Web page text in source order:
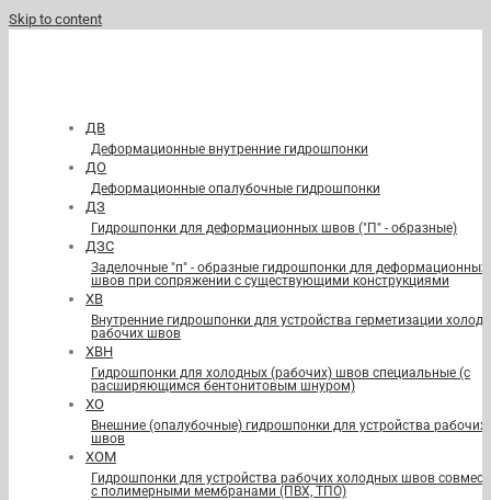
Skip to content
ДВ
Деформационные внутренние гидрошпонки
ДО
Деформационные опалубочные гидрошпонки
ДЗ
Гидрошпонки для деформационных швов ("П" - образные)
ДЗС
Заделочные "п" - образные гидрошпонки для деформационных
швов при сопряжении с существующими конструкциями
ХВ
Внутренние гидрошпонки для устройства герметизации
рабочих швов
ХВН
Гидрошпонки для холодных (рабочих) швов специальные (с
расширяющимся бентонитовым шнуром)
ХО
Внешние (опалубочные) гидрошпонки для устройства рабочих
швов
ХОМ
Гидрошпонки для устройства рабочих холодных швов
с полимерными мембранами (ПВХ, ТПО)